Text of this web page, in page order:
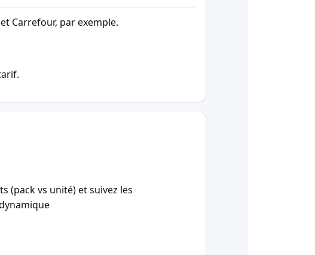
Carrefour, par exemple.
(pack vs unité) et suivez les